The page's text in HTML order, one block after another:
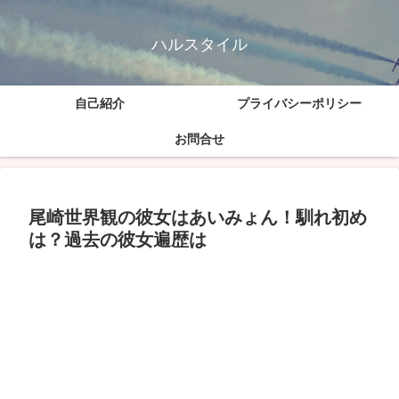
ハルスタイル
自己紹介 プライバシーポリシー
お問合せ
尾崎世界観の彼女はあいみょん！馴れ初め
は？過去の彼女遍歴は